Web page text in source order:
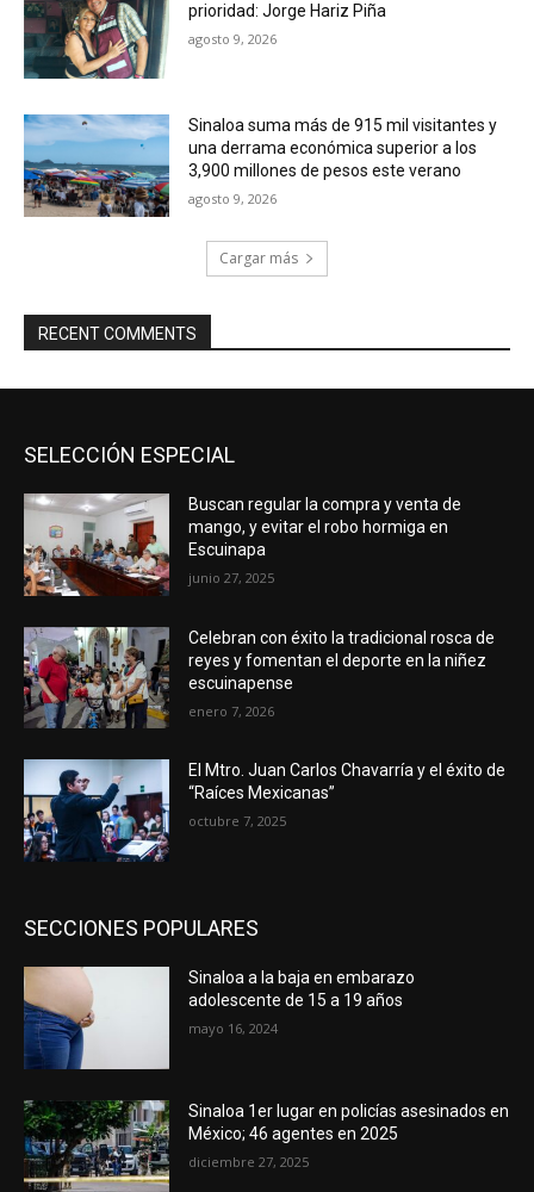
prioridad: Jorge Hariz Piña
agosto 9, 2026
Sinaloa suma más de 915 mil visitantes y
una derrama económica superior a los
3,900 millones de pesos este verano
agosto 9, 2026
Cargar más
RECENT COMMENTS
SELECCIÓN ESPECIAL
Buscan regular la compra y venta de
mango, y evitar el robo hormiga en
Escuinapa
junio 27, 2025
Celebran con éxito la tradicional rosca de
reyes y fomentan el deporte en la niñez
escuinapense
enero 7, 2026
El Mtro. Juan Carlos Chavarría y el éxito de
“Raíces Mexicanas”
octubre 7, 2025
SECCIONES POPULARES
Sinaloa a la baja en embarazo
adolescente de 15 a 19 años
mayo 16, 2024
Sinaloa 1er lugar en policías asesinados en
México; 46 agentes en 2025
diciembre 27, 2025